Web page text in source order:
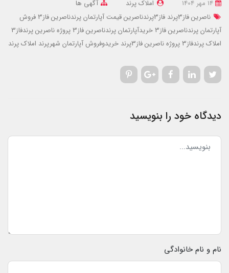
املاک پرند
آگهی ها
ناصرین فاز3پرند
فاز3پرندناصرین قیمت آپارتمان پرندناصرین فاز3
فروش
آپارتمان پرندناصرین فاز3
خریدآپارتمان پرندناصرین فاز3
پروژه ناصرین پرندفاز3
املاک پرندفاز3
پروژه ناصرین فاز3پرند خریدوفروش آپارتمان شهرپرند املاک پرند
دیدگاه خود را بنویسید
نام و نام خانوادگی